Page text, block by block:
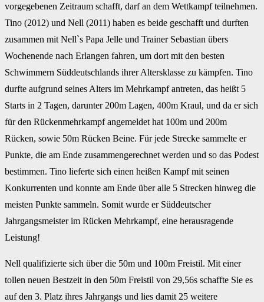
vorgegebenen Zeitraum schafft, darf an dem Wettkampf teilnehmen.
Tino (2012) und Nell (2011) haben es beide geschafft und durften
zusammen mit Nell`s Papa Jelle und Trainer Sebastian übers
Wochenende nach Erlangen fahren, um dort mit den besten
Schwimmern Süddeutschlands ihrer Altersklasse zu kämpfen. Tino
durfte aufgrund seines Alters im Mehrkampf antreten, das heißt 5
Starts in 2 Tagen, darunter 200m Lagen, 400m Kraul, und da er sich
für den Rückenmehrkampf angemeldet hat 100m und 200m
Rücken, sowie 50m Rücken Beine. Für jede Strecke sammelte er
Punkte, die am Ende zusammengerechnet werden und so das Podest
bestimmen. Tino lieferte sich einen heißen Kampf mit seinen
Konkurrenten und konnte am Ende über alle 5 Strecken hinweg die
meisten Punkte sammeln. Somit wurde er Süddeutscher
Jahrgangsmeister im Rücken Mehrkampf, eine herausragende
Leistung!
Nell qualifizierte sich über die 50m und 100m Freistil. Mit einer
tollen neuen Bestzeit in den 50m Freistil von 29,56s schaffte Sie es
auf den 3. Platz ihres Jahrgangs und lies damit 25 weitere